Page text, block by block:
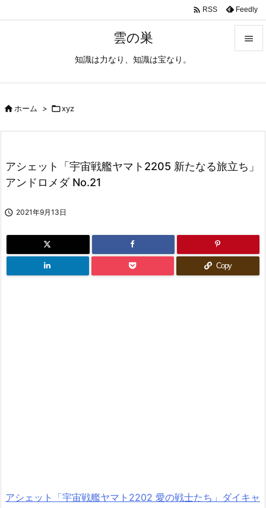
雲の巣
知識は力なり、知識は宝なり。

次へ
 RSS Feedly
ホーム > xyz
アシェット「宇宙戦艦ヤマト2205 新たなる旅立ち」
アンドロメダ No.21
 2021年9月13日
Copy
アシェット「宇宙戦艦ヤマト2202 愛の戦士たち」ダイキャ